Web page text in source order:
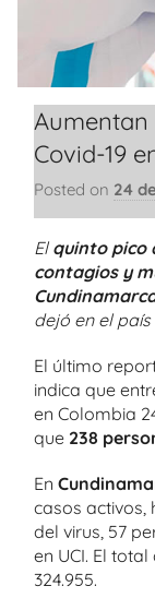
Covid-19
Posted on 24
El quinto pico
contagios y
dejó en el
El último
indica que
en Colombia
que 238
En
casos activos,
del virus, 57
en UCI. El
324.955.